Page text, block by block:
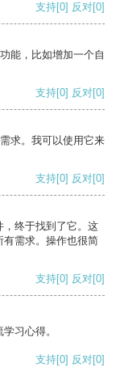
支持[0] 反对[0]
能，比如增加一个自
支持[0] 反对[0]
求。我可以使用它来
支持[0] 反对[0]
，终于找到了它。这
有需求。操作也很简
支持[0] 反对[0]
习心得。
支持[0] 反对[0]